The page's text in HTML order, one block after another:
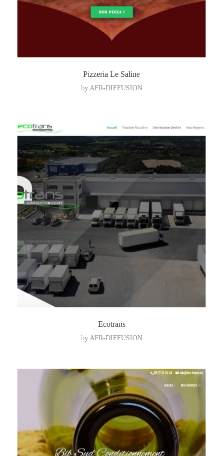
Pizzeria Le Saline
by AFR-DIFFUSION
Ecotrans
by AFR-DIFFUSION